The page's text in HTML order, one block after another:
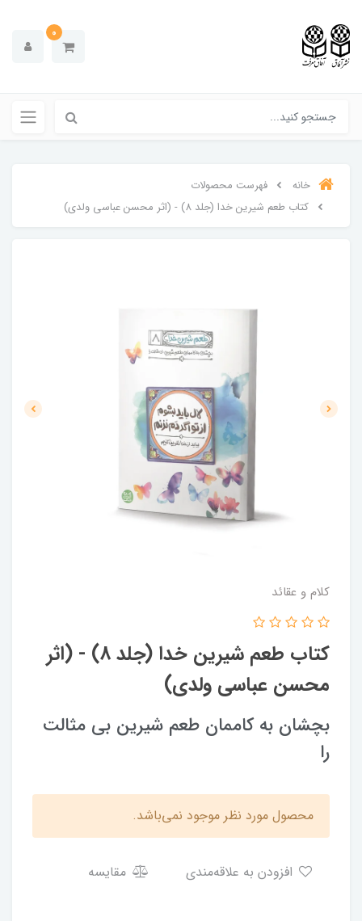
0
خانه
فهرست محصولات
کتاب طعم شیرین خدا (جلد 8) - (اثر محسن عباسی ولدی)
کلام و عقائد
کتاب طعم شیرین خدا (جلد 8) - (اثر
محسن عباسی ولدی)
بچشان به کاممان طعم شیرین بی مثالت
را
محصول مورد نظر موجود نمی‌باشد.
مقایسه